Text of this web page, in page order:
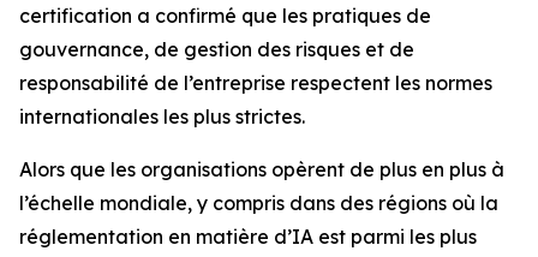
certification a confirmé que les pratiques de
gouvernance, de gestion des risques et de
responsabilité de l’entreprise respectent les normes
internationales les plus strictes.
Alors que les organisations opèrent de plus en plus à
l’échelle mondiale, y compris dans des régions où la
réglementation en matière d’IA est parmi les plus